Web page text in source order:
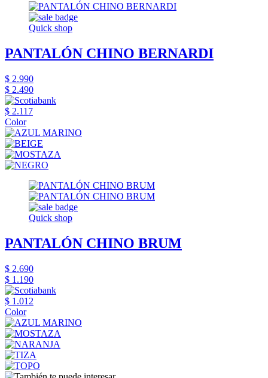
Quick shop
PANTALÓN CHINO BERNARDI
$ 2.990
$ 2.490
$ 2.117
Color
Quick shop
PANTALÓN CHINO BRUM
$ 2.690
$ 1.190
$ 1.012
Color